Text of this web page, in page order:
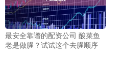
最安全靠谱的配资公司 酸菜鱼
老是做腥？试试这个去腥顺序